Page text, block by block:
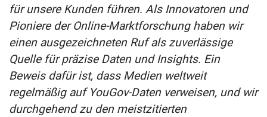
für unsere Kunden führen. Als Innovatoren und
Pioniere der Online-Marktforschung haben wir
einen ausgezeichneten Ruf als zuverlässige
Quelle für präzise Daten und Insights. Ein
Beweis dafür ist, dass Medien weltweit
regelmäßig auf YouGov-Daten verweisen, und wir
durchgehend zu den meistzitierten